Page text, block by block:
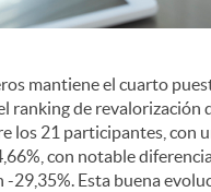
mantiene el cuarto
ranking de revalorización
los 21 participantes, con
con notable
-29,35%. Esta buena